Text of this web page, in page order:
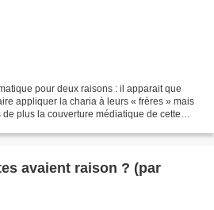
pour deux raisons : il apparait que
appliquer la charia à leurs « frères » mais
plus la couverture médiatique de cette
avaient raison ? (par